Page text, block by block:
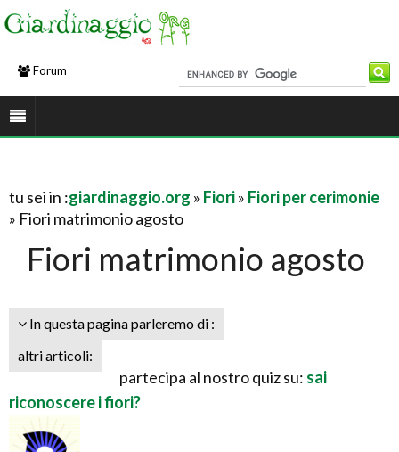
Forum
tu sei in :giardinaggio.org » Fiori» Fiori per cerimonie
» Fiori matrimonio agosto
Fiori matrimonio agosto
In questa pagina parleremo di :
altri articoli:
partecipa al nostro quiz su: sai
riconoscere i fiori?